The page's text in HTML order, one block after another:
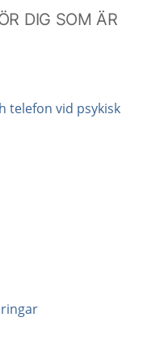
DIG SOM ÄR
telefon vid psykisk